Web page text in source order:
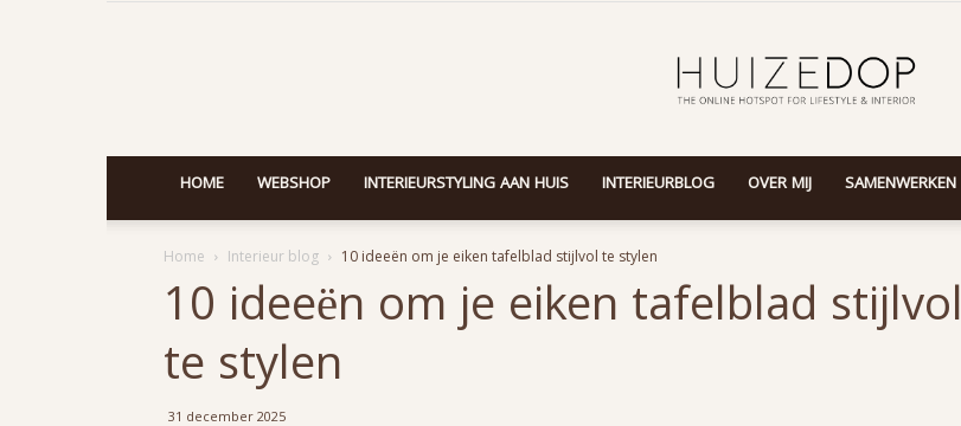
HOME WEBSHOP INTERIEURSTYLING AAN HUIS INTERIEURBLOG OVER MIJ SAMENWERKEN
Home Interieur blog 10 ideeën om je eiken tafelblad stijlvol te stylen
10 ideeën om je eiken tafelblad stijlvol
te stylen
31 december 2025